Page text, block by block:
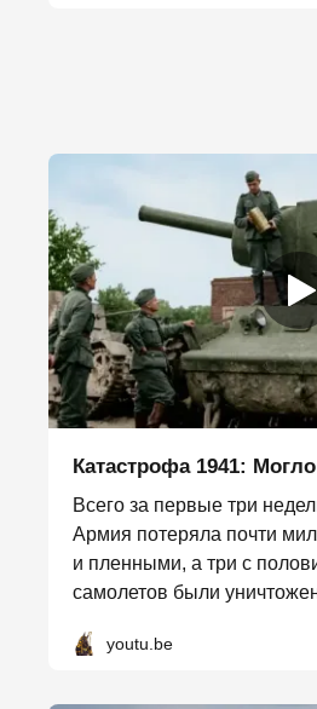
Катастрофа 1941:
Всего за первые три
Армия потеряла почти
и пленными, а три с
самолетов были
youtu.be